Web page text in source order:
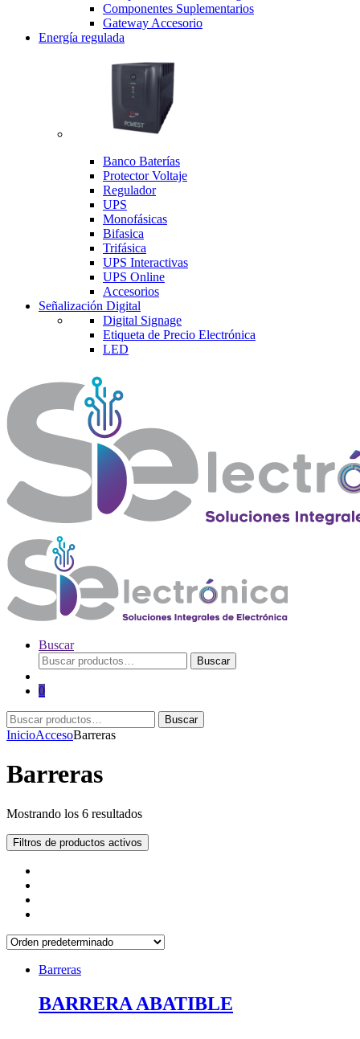
Componentes Suplementarios
Gateway Accesorio
Energía regulada
Banco Baterías
Protector Voltaje
Regulador
UPS
Monofásicas
Bifasica
Trifásica
UPS Interactivas
UPS Online
Accesorios
Señalización Digital
Digital Signage
Etiqueta de Precio Electrónica
LED
Buscar
Buscar
por:
Buscar
0
Buscar
por:
Buscar
InicioAccesoBarreras
Barreras
Mostrando los 6 resultados
Filtros de productos activos
Barreras
BARRERA ABATIBLE